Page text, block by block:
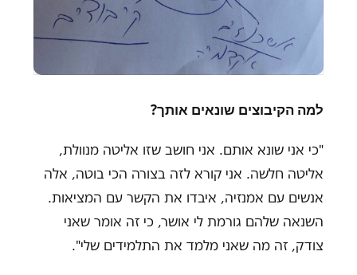
למה הקיבוצים שונאים אותך?
"כי אני שונא אותם. אני חושב שזו אליטה מנוולת,
אליטה חלשה. אני קורא לזה בצורה הכי בוטה, אלה
אנשים עם אמנזיה, איבדו את הקשר עם המציאות.
השנאה שלהם גורמת לי אושר, כי זה אומר שאני
צודק, זה מה שאני מלמד את התלמידים שלי"
.